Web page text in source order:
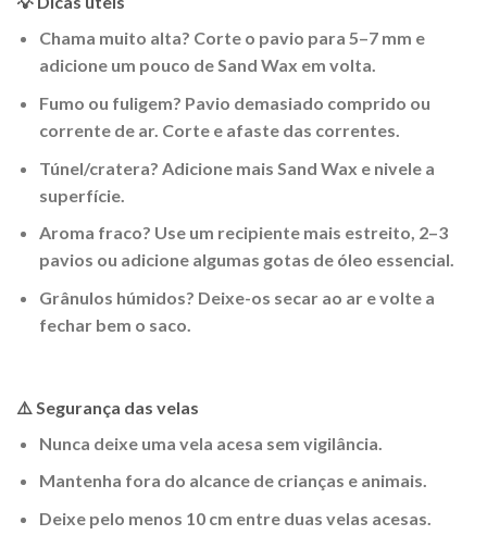
Chama muito alta? Corte o pavio para 5–7 mm e
adicione um pouco de Sand Wax em volta.
Fumo ou fuligem? Pavio demasiado comprido ou
corrente de ar. Corte e afaste das correntes.
Túnel/cratera? Adicione mais Sand Wax e nivele a
superfície.
Aroma fraco? Use um recipiente mais estreito, 2–3
pavios ou adicione algumas gotas de óleo essencial.
Grânulos húmidos? Deixe-os secar ao ar e volte a
fechar bem o saco.
⚠️ Segurança das velas
Nunca deixe uma vela acesa sem vigilância.
Mantenha fora do alcance de crianças e animais.
Deixe pelo menos 10 cm entre duas velas acesas.